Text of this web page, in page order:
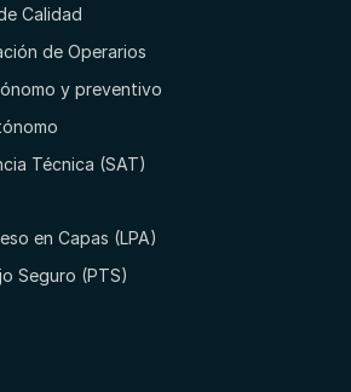
Calidad
de Operarios
y preventivo
Técnica (SAT)
en Capas (LPA)
Seguro (PTS)